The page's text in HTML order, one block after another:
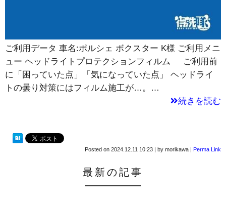
ご利用データ 車名:ポルシェ ボクスター K様 ご利用メニ
ュー ヘッドライトプロテクションフィルム ご利用前
に「困っていた点」「気になっていた点」 ヘッドライ
トの曇り対策にはフィルム施工が…。…
続きを読む
Posted on 2024.12.11 10:23 by morikawa Perma Link
最新の記事